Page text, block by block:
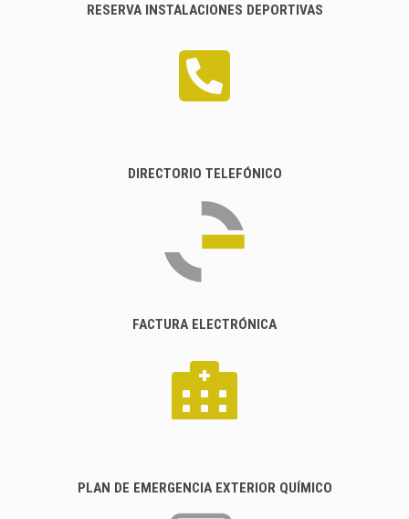
RESERVA INSTALACIONES DEPORTIVAS
DIRECTORIO TELEFÓNICO
FACTURA ELECTRÓNICA
PLAN DE EMERGENCIA EXTERIOR QUÍMICO